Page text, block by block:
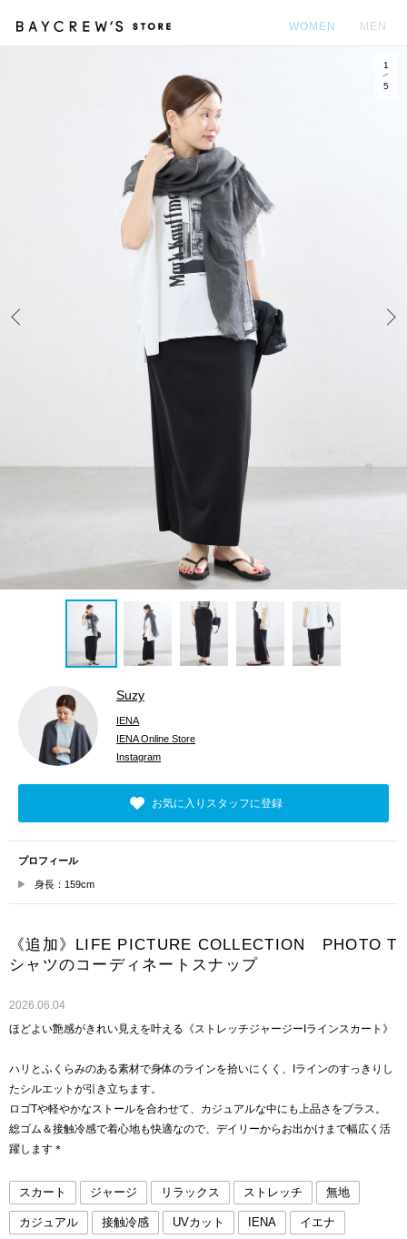
WOMEN MEN
1
5
Suzy
IENA
IENA Online Store
Instagram
お気に入りスタッフに登録
プロフィール
身長：159cm
《追加》LIFE PICTURE COLLECTION PHOTO T
シャツのコーディネートスナップ
2026.06.04
ほどよい艶感がきれい見えを叶える《ストレッチジャージーIラインスカート》
ハリとふくらみのある素材で身体のラインを拾いにくく、Iラインのすっきりし
たシルエットが引き立ちます。
ロゴTや軽やかなストールを合わせて、カジュアルな中にも上品さをプラス。
総ゴム＆接触冷感で着心地も快適なので、デイリーからお出かけまで幅広く活
躍します＊
スカート ジャージ リラックス ストレッチ 無地
カジュアル 接触冷感 UVカット IENA イエナ